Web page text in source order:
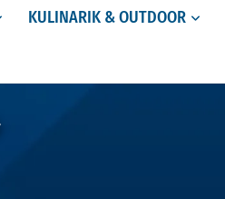
KULINARIK & OUTDOOR